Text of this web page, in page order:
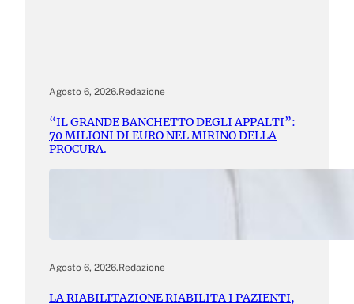
Agosto 6, 2026.Redazione
“IL GRANDE BANCHETTO DEGLI APPALTI”:
70 MILIONI DI EURO NEL MIRINO DELLA
PROCURA.
Agosto 6, 2026.Redazione
LA RIABILITAZIONE RIABILITA I PAZIENTI,